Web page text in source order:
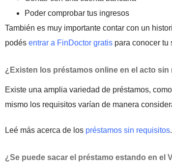
Poder comprobar tus ingresos
También es muy importante contar con un
podés entrar a FinDoctor gratis para conocer tu
¿Existen los préstamos online en el acto sin
Existe una amplia variedad de préstamos,
mismo los requisitos varían de manera
Leé más acerca de los préstamos sin requisitos.
¿Se puede sacar el préstamo estando en el